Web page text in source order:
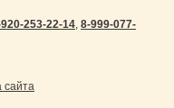
253-22-14, 8-999-077-
сайта